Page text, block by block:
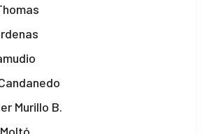
Murillo B.